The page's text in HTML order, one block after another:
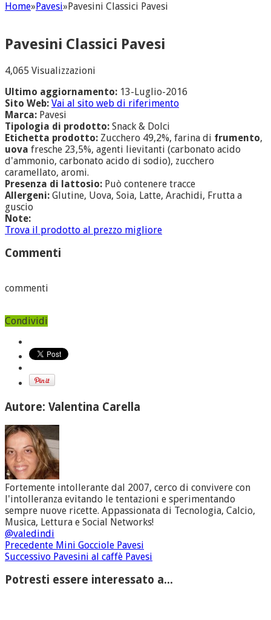
Home»Pavesi»Pavesini Classici Pavesi
Pavesini Classici Pavesi
4,065 Visualizzazioni
Ultimo aggiornamento: 13-Luglio-2016
Sito Web: Vai al sito web di riferimento
Marca: Pavesi
Tipologia di prodotto: Snack & Dolci
Etichetta prodotto: Zucchero 49,2%, farina di frumento,
uova fresche 23,5%, agenti lievitanti (carbonato acido
d'ammonio, carbonato acido di sodio), zucchero
caramellato, aromi.
Presenza di lattosio: Può contenere tracce
Allergeni: Glutine, Uova, Soia, Latte, Arachidi, Frutta a
guscio
Note:
Trova il prodotto al prezzo migliore
Commenti
commenti
Condividi
Autore: Valentina Carella
Fortemente intollerante dal 2007, cerco di convivere con
l'intolleranza evitando le tentazioni e sperimentando
sempre nuove ricette. Appassionata di Tecnologia, Calcio,
Musica, Lettura e Social Networks!
@valedindi
Precedente Mini Gocciole Pavesi
Successivo Pavesini al caffè Pavesi
Potresti essere interessato a...